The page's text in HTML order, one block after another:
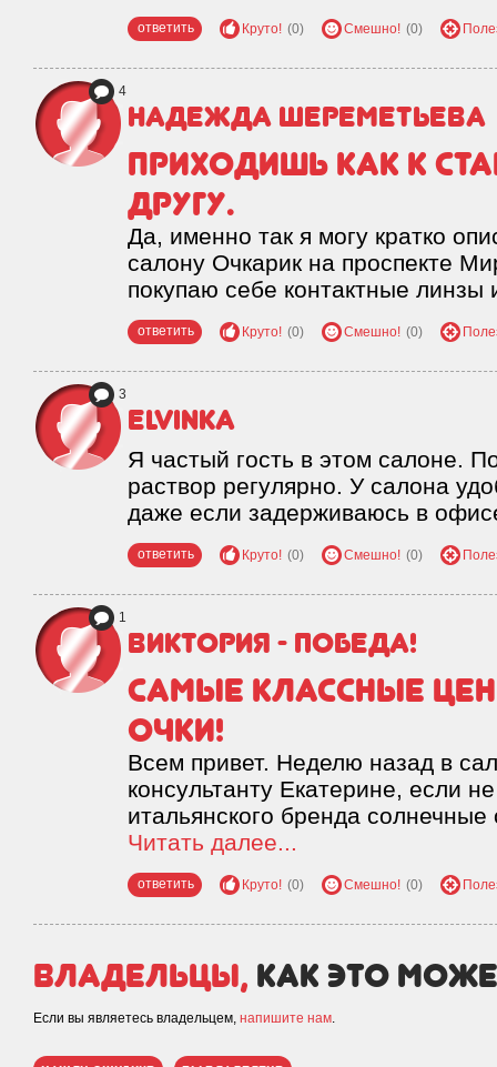
ответить Круто! (0) Смешно! (0)
4
Надежда Шереметьева
Приходишь как к
другу.
Да, именно так я могу кратко
салону Очкарик на проспекте
покупаю себе контактные линзы
ответить Круто! (0) Смешно! (0)
3
Elvinka
Я частый гость в этом салоне.
раствор регулярно. У салона
даже если задерживаюсь в
ответить Круто! (0) Смешно! (0)
1
Виктория - победа!
Самые классные
очки!
Всем привет. Неделю назад в
консультанту Екатерине, если
итальянского бренда
Читать далее...
ответить Круто! (0) Смешно! (0)
Владельцы, как это
Если вы являетесь владельцем, напишите нам.